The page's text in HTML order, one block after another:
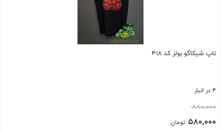
تاپ شیکاگو بولز کد ۴۱۸
۴ در انبار
۸۸۰,۰۰۰قیمت
اصلی:۵۸۰,۰۰۰ تومان